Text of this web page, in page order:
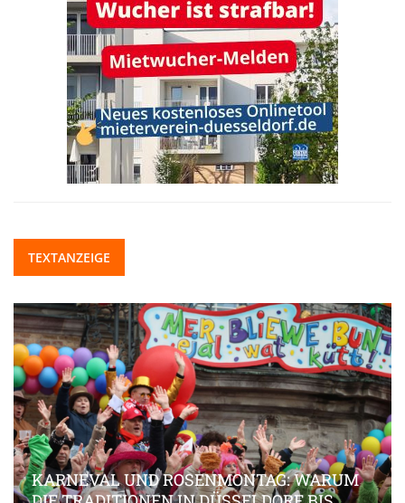
TEXTANZEIGE
KARNEVAL UND ROSENMONTAG: WARUM